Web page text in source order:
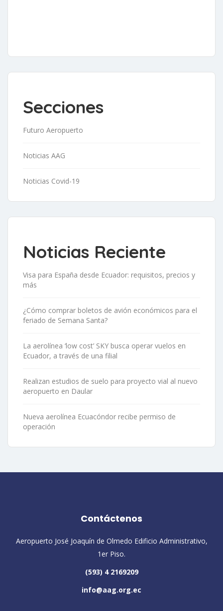
Secciones
Futuro Aeropuerto
Noticias AAG
Noticias Covid-19
Noticias Reciente
Visa para España desde Ecuador: requisitos, precios y
más
¿Cómo comprar boletos de avión económicos para el
feriado de Semana Santa?
La aerolínea ‘low cost’ SKY busca operar vuelos en
Ecuador, a través de una filial
Realizan estudios de suelo para proyecto vial al nuevo
aeropuerto en Daular
Nueva aerolínea Ecuacóndor recibe permiso de
operación
Contáctenos
Aeropuerto José Joaquín de Olmedo Edificio Administrativo,
1er Piso.
(593) 4 2169209
info@aag.org.ec